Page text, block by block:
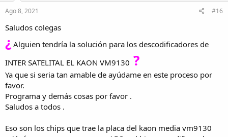
Ago 8, 2021 #16
Saludos colegas
¿ Alguien tendría la solución para los descodificadores de
INTER SATELITAL EL KAON VM9130 ?
Ya que si seria tan amable de ayúdame en este proceso por
favor.
Programa y demás cosas por favor .
Saludos a todos .
Eso son los chips que trae la placa del kaon media vm9130